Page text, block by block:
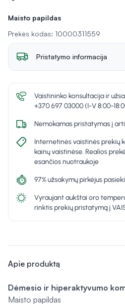
Maisto papildas
Prekės kodas: 10000311559
Pristatymo informacija
Vaistininko konsultacija ir
+370 697 03000 (I-V 8:00-
Nemokamas pristatymas į
Internetinės vaistinės prekių
kainų vaistinėse. Realios
esančios nuotraukoje
97% užsakymų pirkėjus
Vyraujant aukštai oro
rinktis prekių pristatymą į
Apie produktą
Dėmesio ir hiperaktyvumo
Maisto papildas